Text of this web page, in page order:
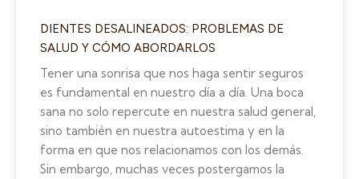
DIENTES DESALINEADOS: PROBLEMAS DE
SALUD Y CÓMO ABORDARLOS
Tener una sonrisa que nos haga sentir seguros
es fundamental en nuestro día a día. Una boca
sana no solo repercute en nuestra salud general,
sino también en nuestra autoestima y en la
forma en que nos relacionamos con los demás.
Sin embargo, muchas veces postergamos la